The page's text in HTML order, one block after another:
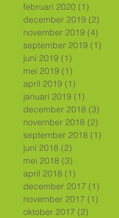
februari 2020 (1)
december 2019 (2)
november 2019 (4)
september 2019 (1)
juni 2019 (1)
mei 2019 (1)
april 2019 (1)
januari 2019 (1)
december 2018 (3)
november 2018 (2)
september 2018 (1)
juni 2018 (2)
mei 2018 (3)
april 2018 (1)
december 2017 (1)
november 2017 (1)
oktober 2017 (2)